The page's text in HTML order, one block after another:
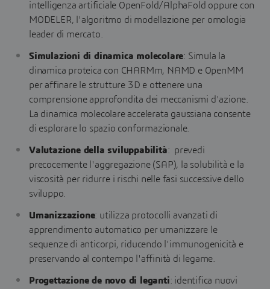
intelligenza artificiale OpenFold/AlphaFold oppure con
MODELER, l'algoritmo di modellazione per omologia
leader di mercato.
Simulazioni di dinamica molecolare: Simula la
dinamica proteica con CHARMm, NAMD e OpenMM
per affinare le strutture 3D e ottenere una
comprensione approfondita dei meccanismi d'azione.
La dinamica molecolare accelerata gaussiana consente
di esplorare lo spazio conformazionale.
Valutazione della sviluppabilità: prevedi
precocemente l'aggregazione (SAP), la solubilità e la
viscosità per ridurre i rischi nelle fasi successive dello
sviluppo.
Umanizzazione: utilizza protocolli avanzati di
apprendimento automatico per umanizzare le
sequenze di anticorpi, riducendo l'immunogenicità e
preservando al contempo l'affinità di legame.
Progettazione de novo di leganti: identifica nuovi